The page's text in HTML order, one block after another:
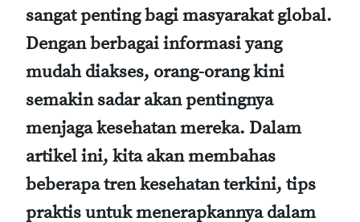
sangat penting bagi masyarakat global.
Dengan berbagai informasi yang
mudah diakses, orang-orang kini
semakin sadar akan pentingnya
menjaga kesehatan mereka. Dalam
artikel ini, kita akan membahas
beberapa tren kesehatan terkini, tips
praktis untuk menerapkannya dalam